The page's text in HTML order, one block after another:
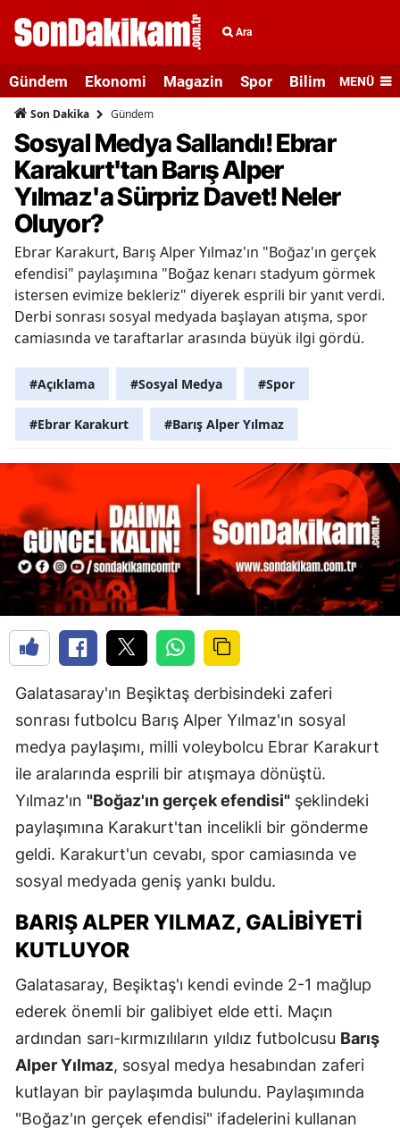
Ara
Gündem Ekonomi Magazin Spor Bilim veMENÜ
Son Dakika Gündem
Sosyal Medya Sallandı! Ebrar
Karakurt'tan Barış Alper
Yılmaz'a Sürpriz Davet! Neler
Oluyor?
Ebrar Karakurt, Barış Alper Yılmaz'ın "Boğaz'ın gerçek
efendisi" paylaşımına "Boğaz kenarı stadyum görmek
istersen evimize bekleriz" diyerek esprili bir yanıt verdi.
Derbi sonrası sosyal medyada başlayan atışma, spor
camiasında ve taraftarlar arasında büyük ilgi gördü.
#Açıklama #Sosyal Medya #Spor
#Ebrar Karakurt #Barış Alper Yılmaz
Galatasaray'ın Beşiktaş derbisindeki zaferi
sonrası futbolcu Barış Alper Yılmaz'ın sosyal
medya paylaşımı, milli voleybolcu Ebrar Karakurt
ile aralarında esprili bir atışmaya dönüştü.
Yılmaz'ın "Boğaz'ın gerçek efendisi" şeklindeki
paylaşımına Karakurt'tan incelikli bir gönderme
geldi. Karakurt'un cevabı, spor camiasında ve
sosyal medyada geniş yankı buldu.
BARIŞ ALPER YILMAZ, GALIBIYETI
KUTLUYOR
Galatasaray, Beşiktaş'ı kendi evinde 2-1 mağlup
ederek önemli bir galibiyet elde etti. Maçın
ardından sarı-kırmızılıların yıldız futbolcusu Barış
Alper Yılmaz, sosyal medya hesabından zaferi
kutlayan bir paylaşımda bulundu. Paylaşımında
"Boğaz'ın gerçek efendisi" ifadelerini kullanan